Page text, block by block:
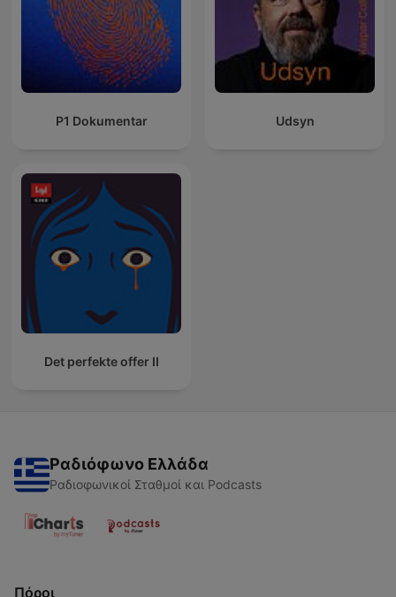
P1 Dokumentar Udsyn
Det perfekte offer II
Ραδιόφωνο Ελλάδα
Ραδιοφωνικοί Σταθμοί και Podcasts
Πόροι